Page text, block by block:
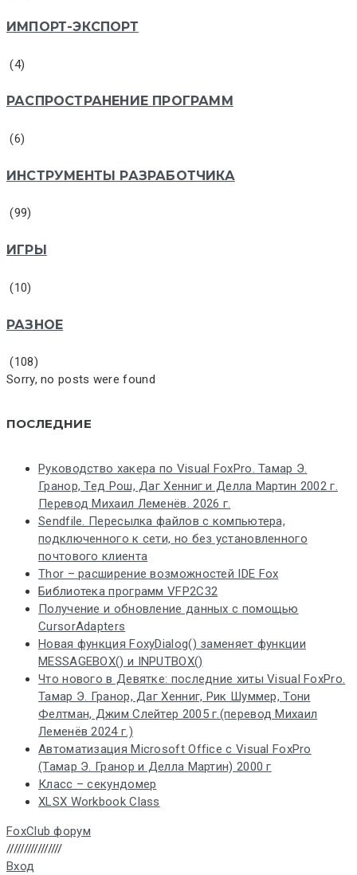
ИМПОРТ-ЭКСПОРТ
(4)
РАСПРОСТРАНЕНИЕ ПРОГРАММ
(6)
ИНСТРУМЕНТЫ РАЗРАБОТЧИКА
(99)
ИГРЫ
(10)
РАЗНОЕ
(108)
Sorry, no posts were found
ПОСЛЕДНИЕ
Руководство хакера по Visual FoxPro. Тамар Э.
Гранор, Тед Рош, Даг Хенниг и Делла Мартин 2002 г.
Перевод Михаил Леменёв. 2026 г.
Sendfile. Пересылка файлов с компьютера,
подключенного к сети, но без установленного
почтового клиента
Thor – расширение возможностей IDE Fox
Библиотека программ VFP2C32
Получение и обновление данных с помощью
CursorAdapters
Новая функция FoxyDialog() заменяет функции
MESSAGEBOX() и INPUTBOX()
Что нового в Девятке: последние хиты Visual FoxPro.
Тамар Э. Гранор, Даг Хенниг, Рик Шуммер, Тони
Фелтман, Джим Слейтер 2005 г.(перевод Михаил
Леменёв 2024 г.)
Автоматизация Microsoft Office с Visual FoxPro
(Тамар Э. Гранор и Делла Мартин) 2000 г
Класс – секундомер
XLSX Workbook Class
FoxClub форум
////////////////
Вход